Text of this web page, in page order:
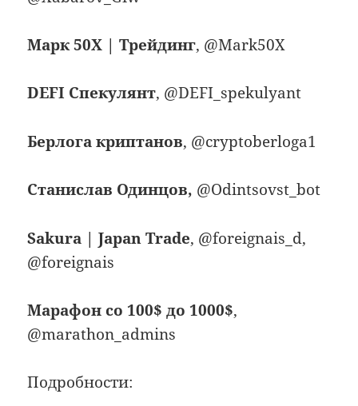
Марк 50Х | Трейдинг, @Mark50X
DEFI Спекулянт, @DEFI_spekulyant
Берлога криптанов, @cryptoberloga1
Станислав Одинцов, @Odintsovst_bot
Sakura | Japan Trade, @foreignais_d,
@foreignais
Марафон со 100$ до 1000$,
@marathon_admins
Подробности: